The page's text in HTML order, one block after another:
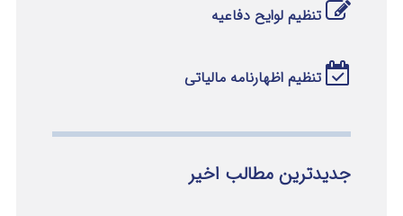
تنظیم لوایح دفاعیه
تنظیم اظهارنامه مالیاتی
جدیدترین مطالب اخیر